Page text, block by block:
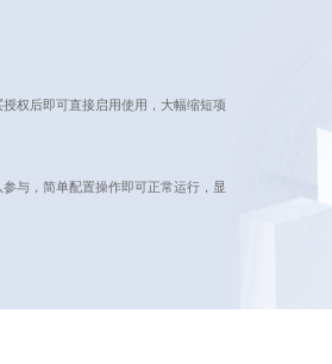
权后即可直接启用使用，大幅缩短项
与，简单配置操作即可正常运行，显